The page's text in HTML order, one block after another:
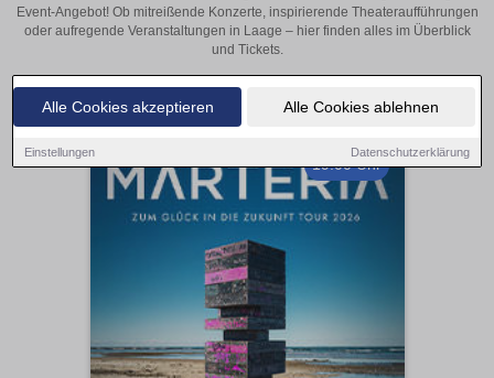
Alle Cookies akzeptieren Alle Cookies ablehnen
Einstellungen Datenschutzerklärung
Event-Angebot! Ob mitreißende Konzerte, inspirierende Theateraufführungen
oder aufregende Veranstaltungen in Laage – hier finden alles im Überblick
und Tickets.
19:00 Uhr